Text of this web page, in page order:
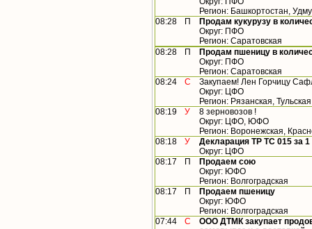
Регион: Башкортостан,
08:28
П
Продам кукурузу в
Округ: ПФО
Регион: Саратовская
08:28
П
Продам пшеницу в
Округ: ПФО
Регион: Саратовская
08:24
С
Закупаем! Лен Горчицу
Округ: ЦФО
Регион: Рязанская, Тульская
08:19
У
8 зерновозов !
Округ: ЦФО, ЮФО
Регион: Воронежская,
08:18
У
Декларация ТР ТС 015 за 1
Округ: ЦФО
08:17
П
Продаем сою
Округ: ЮФО
Регион: Волгоградская
08:17
П
Продаем пшеницу
Округ: ЮФО
Регион: Волгоградская
07:44
С
ООО ДТМК закупает